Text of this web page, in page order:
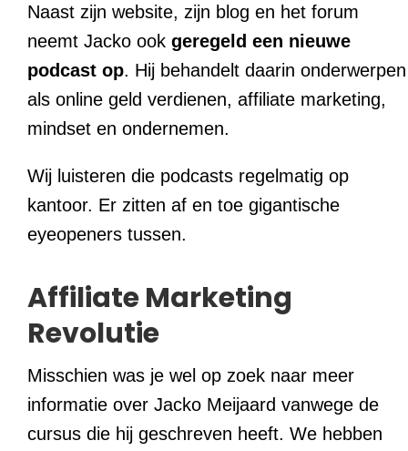
Naast zijn website, zijn blog en het forum
neemt Jacko ook geregeld een nieuwe
podcast op. Hij behandelt daarin onderwerpen
als online geld verdienen, affiliate marketing,
mindset en ondernemen.
Wij luisteren die podcasts regelmatig op
kantoor. Er zitten af en toe gigantische
eyeopeners tussen.
Affiliate Marketing
Revolutie
Misschien was je wel op zoek naar meer
informatie over Jacko Meijaard vanwege de
cursus die hij geschreven heeft. We hebben